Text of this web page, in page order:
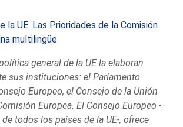
la UE. Las Prioridades de la Comisión
multilingüe
general de la UE la elaboran
sus instituciones: el Parlamento
Europeo, el Consejo de la Unión
Europea. El Consejo Europeo -
todos los países de la UE-, ofrece